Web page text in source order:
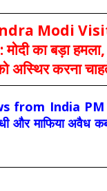
Modi
का बड़ा हमला,
अस्थिर करना
from India PM
और माफिया अवैध